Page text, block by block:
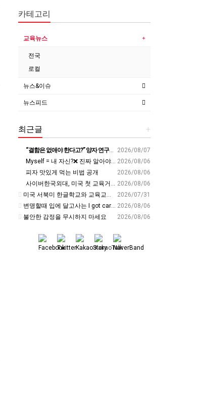
카테고리
교육뉴스
전국
로컬
뉴스&이슈
뉴스피드
+
최근글
2026/08/07
“결함은 없애야 한다고?” 양자 연구자가 밝힌 신비: 없애려던 흠이 무기가 되는 방법 | 이정현 KIST 양자기술연구단 선임연구원 | 양자 컴퓨터 인생 | 세바시 2121회
2026/08/06
Myself = 내 자신?❌ 진짜 알아야 할 뜻????
2026/08/06
피자 맛있게 먹는 비법 공개
2026/08/06
사이버한국외대, 미국 첫 교육거점 구축…뉴욕에 미주글로벌센터 개소 - 재외동포신문
2026/07/31
미국 서북미 한글학교와 교육교류 첫 물꼬 - 사회적경제뉴스
2026/08/06
변명할때 입에 달고사는 I got carried away????????
2026/08/06
불안한 감정을 무시하지 마세요